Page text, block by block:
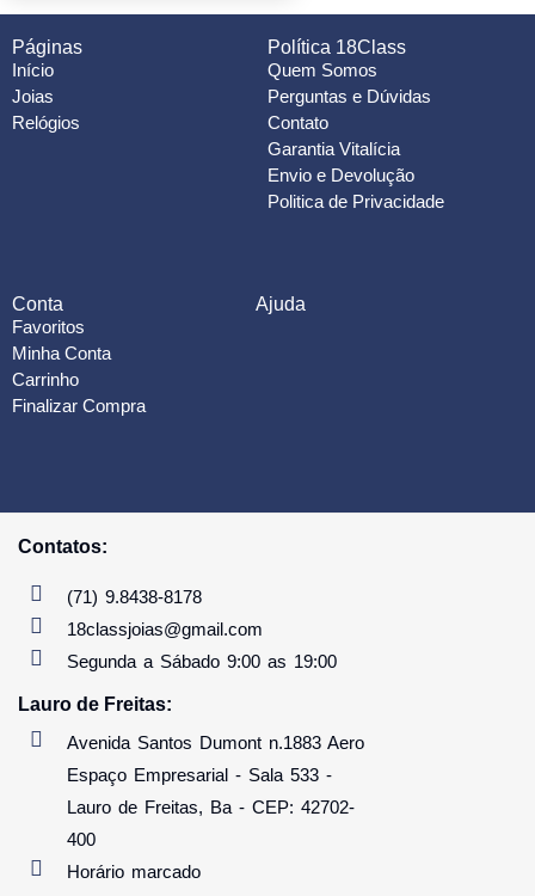
Páginas
Início
Joias
Relógios
Política 18Class
Quem Somos
Perguntas e Dúvidas
Contato
Garantia Vitalícia
Envio e Devolução
Politica de Privacidade
Conta
Favoritos
Minha Conta
Carrinho
Finalizar Compra
Ajuda
Contatos:
(71) 9.8438-8178
18classjoias@gmail.com
Segunda a Sábado 9:00 as 19:00
Lauro de Freitas:
Avenida Santos Dumont n.1883 Aero
Espaço Empresarial - Sala 533 -
Lauro de Freitas, Ba - CEP: 42702-
400
Horário marcado